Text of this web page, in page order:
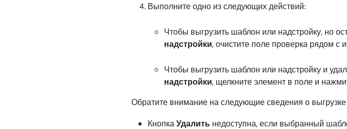
Выполните одно из следующих действий:
Чтобы выгрузить шаблон или надстройку, но
надстройки, очистите поле проверка рядом с
Чтобы выгрузить шаблон или надстройку и
надстройки, щелкните элемент в поле и
Обратите внимание на следующие сведения о
Кнопка Удалитьнедоступна, если выбранный